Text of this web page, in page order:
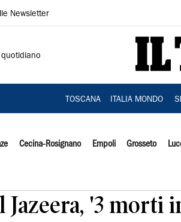
Newsletter
TOSCANA ITALIA MONDO
Cecina-Rosignano Empoli Grosseto
Jazeera, '3 morti